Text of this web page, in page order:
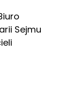
Sejmu